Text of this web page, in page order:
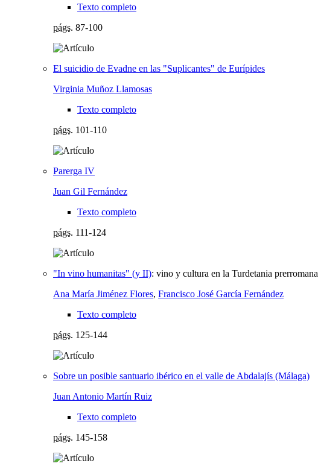
Texto completo
págs. 87-100
El suicidio de Evadne en las "Suplicantes" de Eurípides
Virginia Muñoz Llamosas
Texto completo
págs. 101-110
Parerga IV
Juan Gil Fernández
Texto completo
págs. 111-124
"In vino humanitas" (y II): vino y cultura en la Turdetania prerromana
Ana María Jiménez Flores, Francisco José García Fernández
Texto completo
págs. 125-144
Sobre un posible santuario ibérico en el valle de Abdalajís (Málaga)
Juan Antonio Martín Ruiz
Texto completo
págs. 145-158